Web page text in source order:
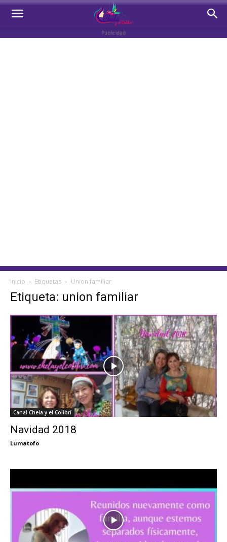
Publicidad
Inicio Etiquetas Union familiar
Etiqueta: union familiar
Canal Chela y el Colibrí
Navidad 2018
Lumatofo